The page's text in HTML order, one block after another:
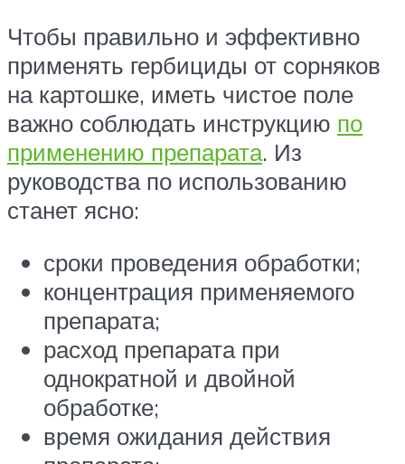
Чтобы правильно и эффективно
применять гербициды от сорняков
на картошке, иметь чистое поле
важно соблюдать инструкцию по
применению препарата. Из
руководства по использованию
станет ясно:
сроки проведения обработки;
концентрация применяемого
препарата;
расход препарата при
однократной и двойной
обработке;
время ожидания действия